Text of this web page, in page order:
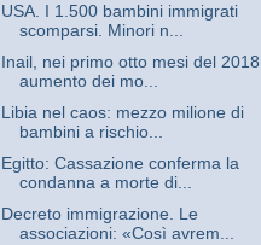
USA. I 1.500 bambini immigrati
scomparsi. Minori n...
Inail, nei primo otto mesi del 2018
aumento dei mo...
Libia nel caos: mezzo milione di
bambini a rischio...
Egitto: Cassazione conferma la
condanna a morte di...
Decreto immigrazione. Le
associazioni: «Così avrem...